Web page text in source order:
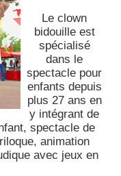
Le clown
bidouille est
spécialisé
dans le
spectacle pour
enfants depuis
plus 27 ans en
y intégrant de
spectacle de
animation
avec jeux en